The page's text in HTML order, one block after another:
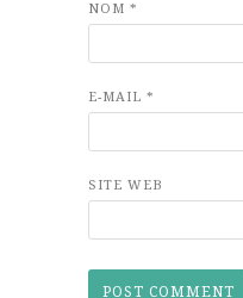
NOM *
E-MAIL *
SITE WEB